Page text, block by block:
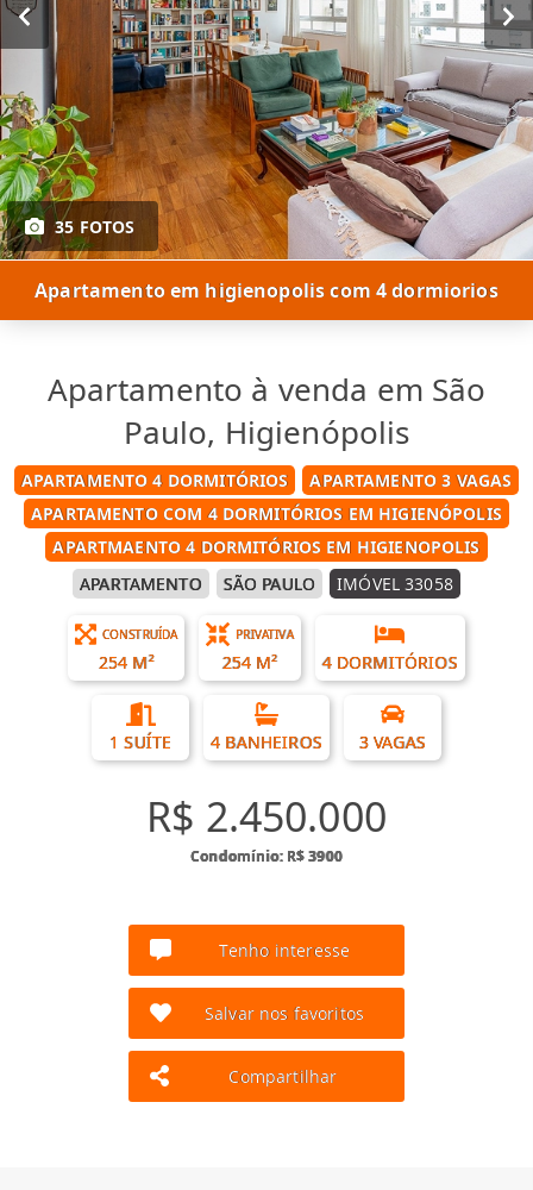
35 FOTOS
Apartamento em higienopolis com 4 dormiorios
Apartamento à venda em São
Paulo, Higienópolis
APARTAMENTO 4 DORMITÓRIOS
APARTAMENTO 3 VAGAS
APARTAMENTO COM 4 DORMITÓRIOS EM HIGIENÓPOLIS
APARTMAENTO 4 DORMITÓRIOS EM HIGIENOPOLIS
APARTAMENTO
SÃO PAULO IMÓVEL 33058
CONSTRUÍDA
254 M²
PRIVATIVA
254 M² 4 DORMITÓRIOS
1 SUÍTE 4 BANHEIROS 3 VAGAS
R$ 2.450.000
Condomínio: R$ 3900
Tenho interesse
Salvar nos favoritos
Compartilhar